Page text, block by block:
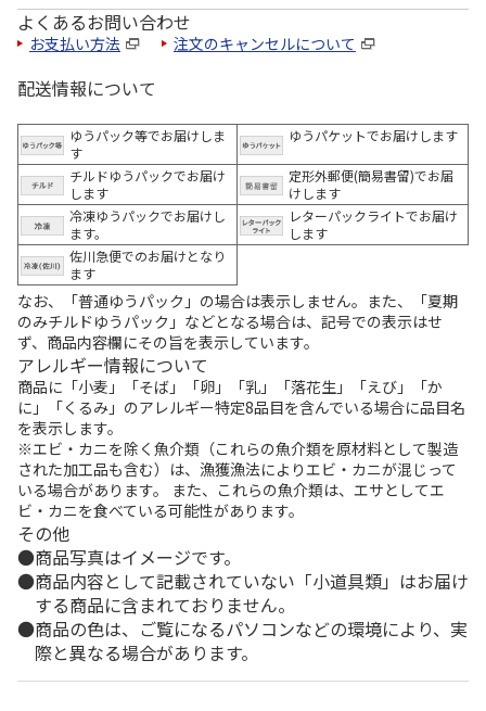
よくあるお問い合わせ
お支払い方法 注文のキャンセルについて
配送情報について
ゆうパック等でお届けしま
す
ゆうパケットでお届けします
チルドゆうパックでお届け
します
定形外郵便(簡易書留)でお届
けします
冷凍ゆうパックでお届けし
ます。
レターパックライトでお届け
します
佐川急便でのお届けとなり
ます
なお、「普通ゆうパック」の場合は表示しません。また、「夏期
のみチルドゆうパック」などとなる場合は、記号での表示はせ
ず、商品内容欄にその旨を表示しています。
アレルギー情報について
商品に「小麦」「そば」「卵」「乳」「落花生」「えび」「か
に」「くるみ」のアレルギー特定8品目を含んでいる場合に品目名
を表示します。
※エビ・カニを除く魚介類（これらの魚介類を原材料として製造
された加工品も含む）は、漁獲漁法によりエビ・カニが混じって
いる場合があります。 また、これらの魚介類は、エサとしてエ
ビ・カニを食べている可能性があります。
その他
商品写真はイメージです。
商品内容として記載されていない「小道具類」はお届け
する商品に含まれておりません。
商品の色は、ご覧になるパソコンなどの環境により、実
際と異なる場合があります。